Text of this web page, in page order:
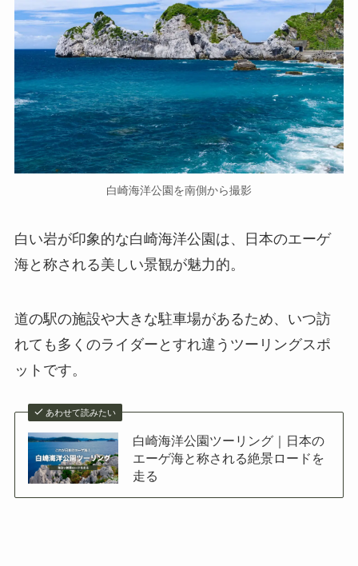
白崎海洋公園を南側から撮影
白い岩が印象的な白崎海洋公園は、日本のエーゲ
海と称される美しい景観が魅力的。
道の駅の施設や大きな駐車場があるため、いつ訪
れても多くのライダーとすれ違うツーリングスポ
ットです。
あわせて読みたい
白崎海洋公園ツーリング｜日本の
エーゲ海と称される絶景ロードを
走る